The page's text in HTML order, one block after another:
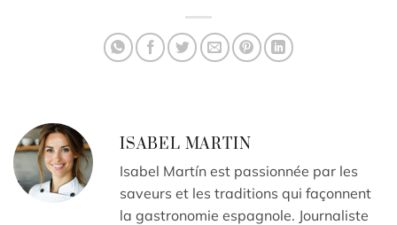
ISABEL MARTIN
Isabel Martín est passionnée par les
saveurs et les traditions qui façonnent
la gastronomie espagnole. Journaliste